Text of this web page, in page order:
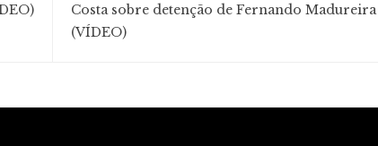
Costa sobre detenção de Fernando Madureira
(VÍDEO)